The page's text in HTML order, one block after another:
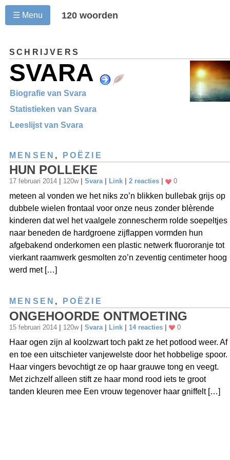
☰ Menu 120 woorden
SCHRIJVERS
SVARA
Biografie van Svara
Statistieken van Svara
Leeslijst van Svara
MENSEN , POËZIE
HUN POLLEKE
17 februari 2014 120w Svara Link 2 reacties 0
meteen al vonden we het niks zo’n blikken bullebak grijs op
dubbele wielen frontaal voor onze neus zonder blèrende
kinderen dat wel het vaalgele zonnescherm rolde soepeltjes
naar beneden de hardgroene zijflappen vormden hun
afgebakend onderkomen een plastic netwerk fluororanje tot
vierkant raamwerk gesmolten zo’n zeventig centimeter hoog
werd met […]
MENSEN , POËZIE
ONGEHOORDE ONTMOETING
15 februari 2014 | 120w | Svara | Link | 14 reacties | 0
Haar ogen zijn al koolzwart toch pakt ze het potlood weer. Af
en toe een uitschieter vanjewelste door het hobbelige spoor.
Haar vingers bevochtigt ze op haar grauwe tong en veegt.
Met zichzelf alleen stift ze haar mond rood iets te groot
tanden kleuren mee Een vrouw tegenover haar gniffelt […]